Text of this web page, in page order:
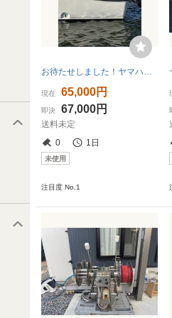
お待たせしました！ヤマハ UF-21cc、（カディも取付可）YF-21用スターンレール
現在 65,000円
即決 67,000円
送料未定
0
1日
未使用
注目度 No.1